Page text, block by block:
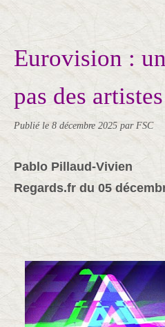
Eurovision :
pas des artistes
Publié le 8 décembre 2025 par FSC
Pablo Pillaud-Vivien
Regards.fr du 05